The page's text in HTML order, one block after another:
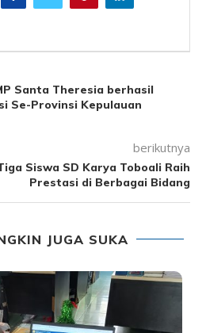
Santa Theresia berhasil
Se-Provinsi Kepulauan
berikutnya
Siswa SD Karya Toboali Raih
Prestasi di Berbagai Bidang
JUGA SUKA